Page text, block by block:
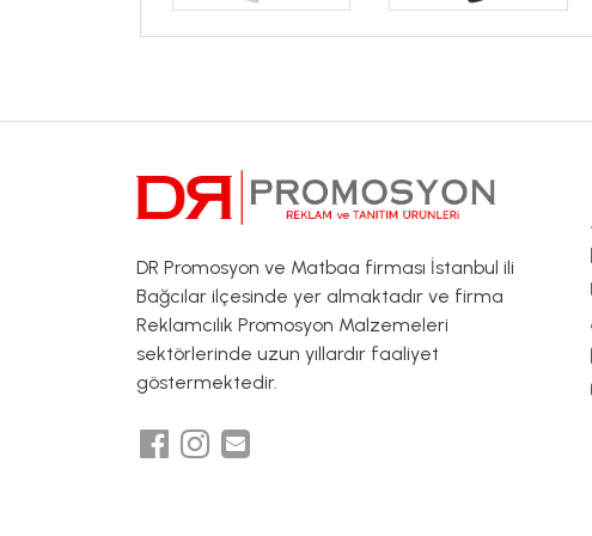
DR Promosyon ve Matbaa firması İstanbul ili
Bağcılar ilçesinde yer almaktadır ve firma
Reklamcılık Promosyon Malzemeleri
sektörlerinde uzun yıllardır faaliyet
göstermektedir.